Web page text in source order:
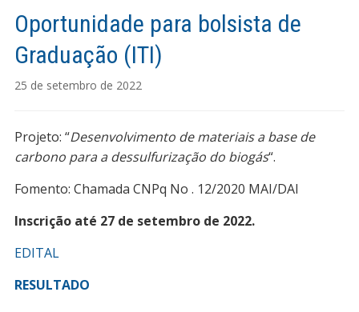
Oportunidade para bolsista de
Graduação (ITI)
25 de setembro de 2022
Projeto: “Desenvolvimento de materiais a base de
carbono para a dessulfurização do biogás“.
Fomento: Chamada CNPq No . 12/2020 MAI/DAI
Inscrição até 27 de setembro de 2022.
EDITAL
RESULTADO